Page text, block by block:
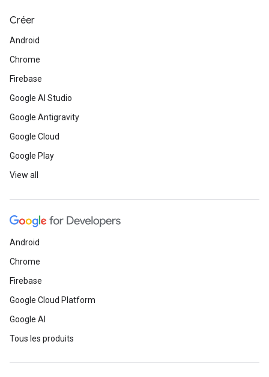
Créer
Android
Chrome
Firebase
Google AI Studio
Google Antigravity
Google Cloud
Google Play
View all
Android
Chrome
Firebase
Google Cloud Platform
Google AI
Tous les produits